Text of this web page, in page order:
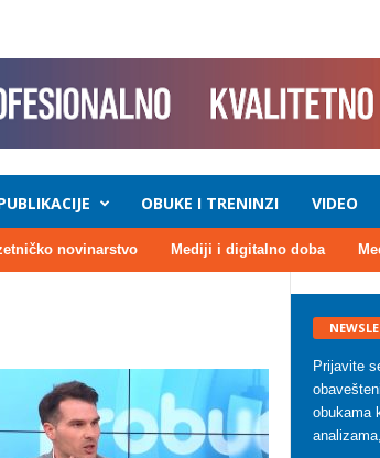
OBUKE I TRENINZI VIDEO
novinarstvo Mediji i digitalno doba
Prijavite
obukama